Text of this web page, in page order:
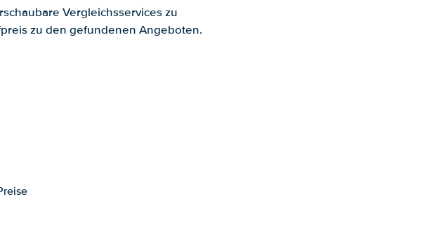
Vergleichsservices zu
zu den gefundenen Angeboten.